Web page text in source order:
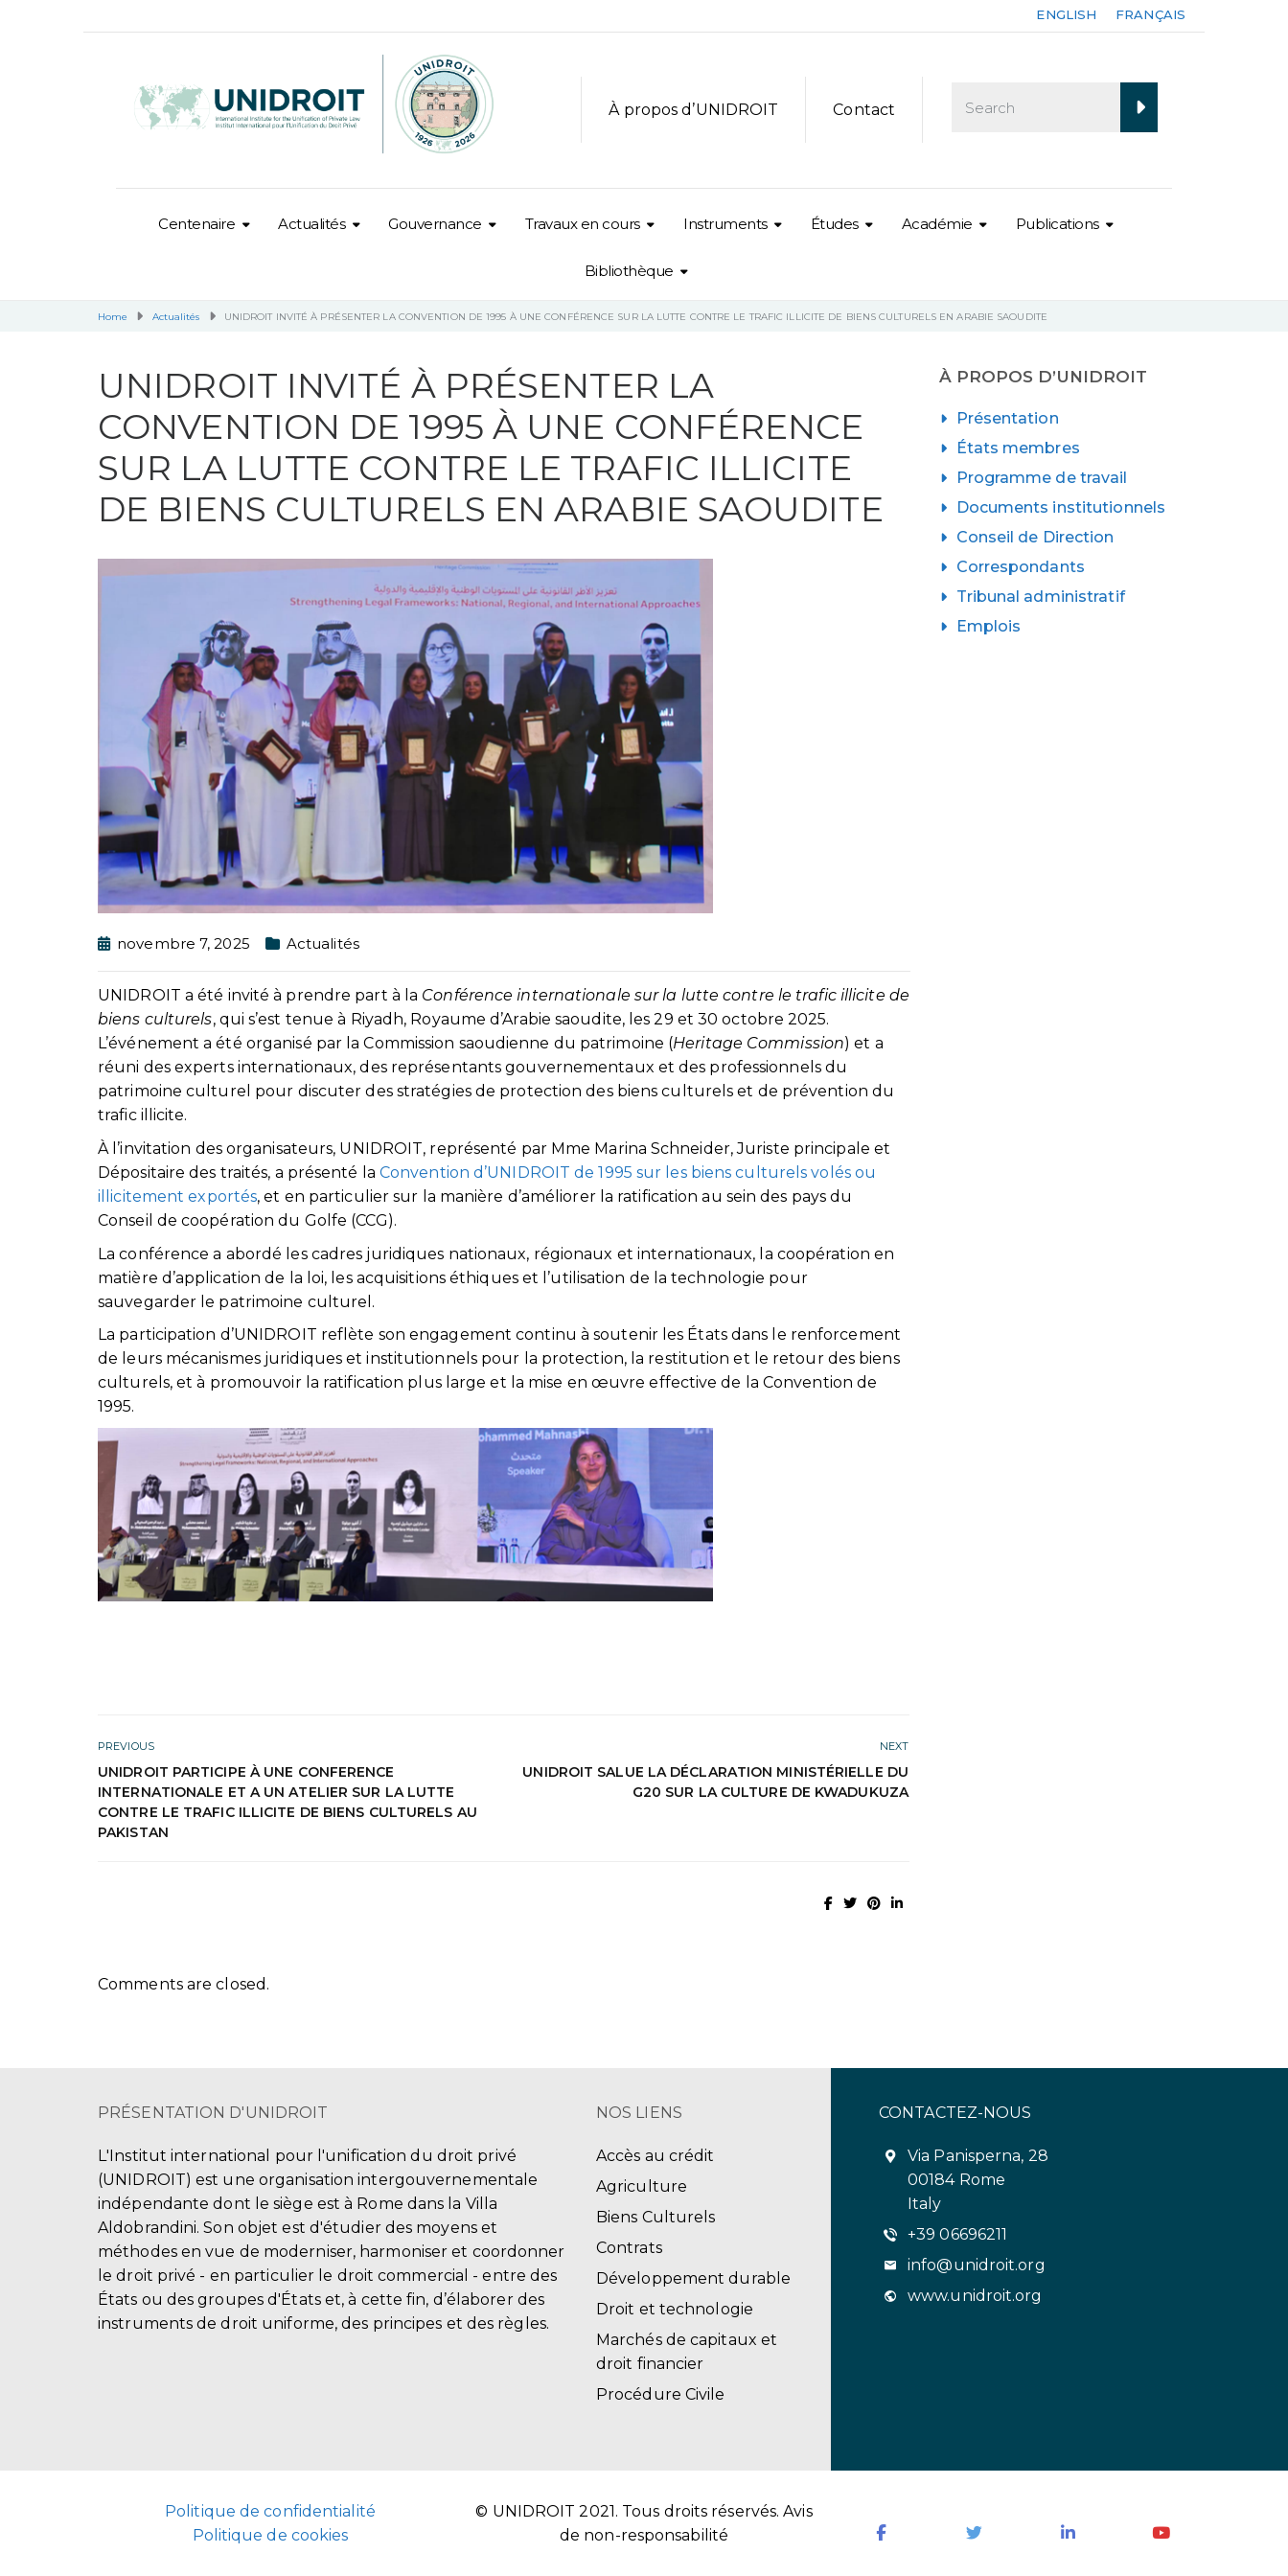
ENGLISH FRANÇAIS
À propos d’UNIDROIT Contact
Centenaire Actualités Gouvernance Travaux en cours Instruments Études Académie Publications
Bibliothèque
Home Actualités UNIDROIT INVITÉ À PRÉSENTER LA CONVENTION DE 1995 À UNE CONFÉRENCE SUR LA LUTTE CONTRE LE TRAFIC ILLICITE DE BIENS CULTURELS EN ARABIE SAOUDITE
UNIDROIT INVITÉ À PRÉSENTER LA
CONVENTION DE 1995 À UNE CONFÉRENCE
SUR LA LUTTE CONTRE LE TRAFIC ILLICITE
DE BIENS CULTURELS EN ARABIE SAOUDITE
novembre 7, 2025 Actualités
UNIDROIT a été invité à prendre part à la Conférence internationale sur la lutte contre le trafic illicite de
biens culturels, qui s’est tenue à Riyadh, Royaume d’Arabie saoudite, les 29 et 30 octobre 2025.
L’événement a été organisé par la Commission saoudienne du patrimoine (Heritage Commission) et a
réuni des experts internationaux, des représentants gouvernementaux et des professionnels du
patrimoine culturel pour discuter des stratégies de protection des biens culturels et de prévention du
trafic illicite.
À l’invitation des organisateurs, UNIDROIT, représenté par Mme Marina Schneider, Juriste principale et
Dépositaire des traités, a présenté la Convention d’UNIDROIT de 1995 sur les biens culturels volés ou
illicitement exportés, et en particulier sur la manière d’améliorer la ratification au sein des pays du
Conseil de coopération du Golfe (CCG).
La conférence a abordé les cadres juridiques nationaux, régionaux et internationaux, la coopération en
matière d’application de la loi, les acquisitions éthiques et l’utilisation de la technologie pour
sauvegarder le patrimoine culturel.
La participation d’UNIDROIT reflète son engagement continu à soutenir les États dans le renforcement
de leurs mécanismes juridiques et institutionnels pour la protection, la restitution et le retour des biens
culturels, et à promouvoir la ratification plus large et la mise en œuvre effective de la Convention de
1995.
PREVIOUS
UNIDROIT PARTICIPE À UNE CONFERENCE
INTERNATIONALE ET A UN ATELIER SUR LA LUTTE
CONTRE LE TRAFIC ILLICITE DE BIENS CULTURELS AU
PAKISTAN
NEXT
UNIDROIT SALUE LA DÉCLARATION MINISTÉRIELLE DU
G20 SUR LA CULTURE DE KWADUKUZA
Comments are closed.
À PROPOS D’UNIDROIT
Présentation
États membres
Programme de travail
Documents institutionnels
Conseil de Direction
Correspondants
Tribunal administratif
Emplois
PRÉSENTATION D'UNIDROIT
L'Institut international pour l'unification du droit privé
(UNIDROIT) est une organisation intergouvernementale
indépendante dont le siège est à Rome dans la Villa
Aldobrandini. Son objet est d'étudier des moyens et
méthodes en vue de moderniser, harmoniser et coordonner
le droit privé - en particulier le droit commercial - entre des
États ou des groupes d'États et, à cette fin, d’élaborer des
instruments de droit uniforme, des principes et des règles.
NOS LIENS
Accès au crédit
Agriculture
Biens Culturels
Contrats
Développement durable
Droit et technologie
Marchés de capitaux et
droit financier
Procédure Civile
CONTACTEZ-NOUS
Via Panisperna, 28
00184 Rome
Italy
+39 06696211
info@unidroit.org
www.unidroit.org
Politique de confidentialité
Politique de cookies
© UNIDROIT 2021. Tous droits réservés.Avis
de non-responsabilité